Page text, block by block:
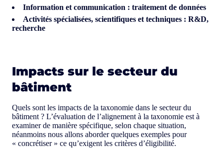
Information et communication : traitement de données
Activités spécialisées, scientifiques et techniques : R&D,
recherche
Impacts sur le secteur du
bâtiment
Quels sont les impacts de la taxonomie dans le secteur du
bâtiment ? L’évaluation de l’alignement à la taxonomie est à
examiner de manière spécifique, selon chaque situation,
néanmoins nous allons aborder quelques exemples pour
« concrétiser » ce qu’exigent les critères d’éligibilité.